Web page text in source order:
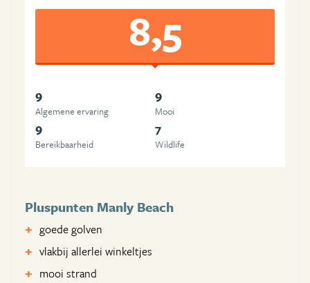
8,5
9
Algemene ervaring
9
Mooi
9
Bereikbaarheid
7
Wildlife
Pluspunten Manly Beach
goede golven
vlakbij allerlei winkeltjes
mooi strand